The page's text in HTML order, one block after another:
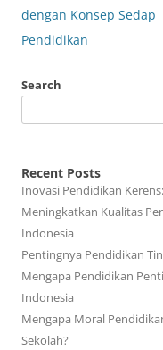
navigation
dengan Konsep Sedap
Pendidikan
Search
Recent Posts
Inovasi Pendidikan
Meningkatkan Kualitas
Indonesia
Pentingnya Pendidikan
Mengapa Pendidikan
Indonesia
Mengapa Moral
Sekolah?